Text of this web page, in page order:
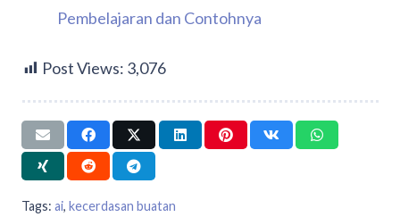
Pembelajaran dan Contohnya
Post Views: 3,076
Tags: ai, kecerdasan buatan